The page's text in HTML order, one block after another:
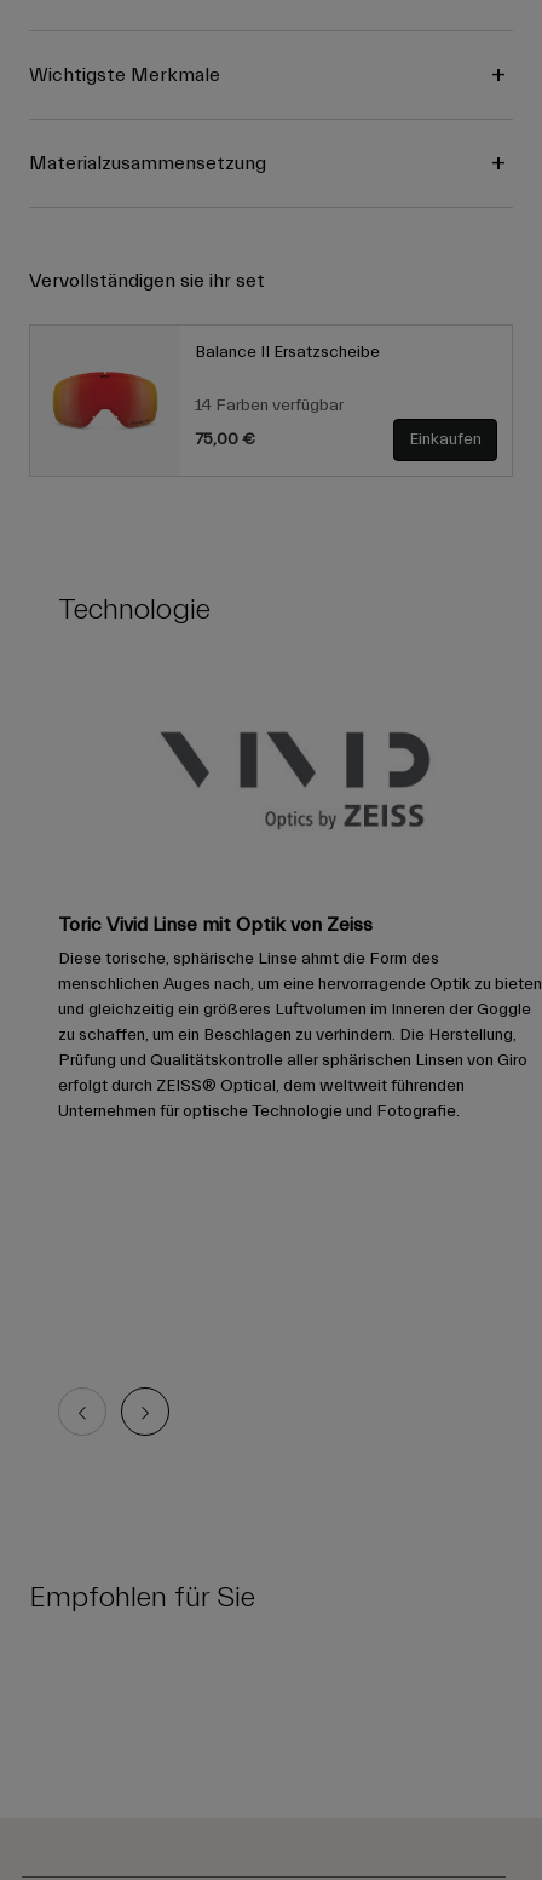
Wichtigste Merkmale
Materialzusammensetzung
Vervollständigen sie ihr set
Balance II Ersatzscheibe
14 Farben verfügbar
75,00 €
Einkaufen
Technologie
Toric Vivid Linse mit Optik von Zeiss
Diese torische, sphärische Linse ahmt die Form des
menschlichen Auges nach, um eine hervorragende Optik zu bieten
und gleichzeitig ein größeres Luftvolumen im Inneren der Goggle
zu schaffen, um ein Beschlagen zu verhindern. Die Herstellung,
Prüfung und Qualitätskontrolle aller sphärischen Linsen von Giro
erfolgt durch ZEISS® Optical, dem weltweit führenden
Unternehmen für optische Technologie und Fotografie.
Empfohlen für Sie